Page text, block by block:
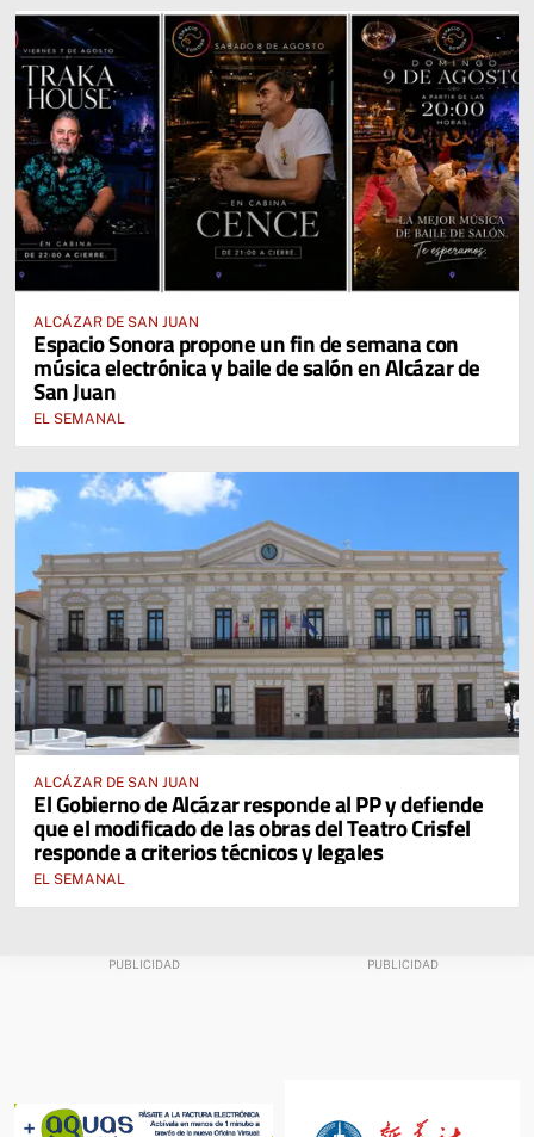
ALCÁZAR DE SAN JUAN
Espacio Sonora propone un fin de semana con
música electrónica y baile de salón en Alcázar de
San Juan
EL SEMANAL
ALCÁZAR DE SAN JUAN
El Gobierno de Alcázar responde al PP y defiende
que el modificado de las obras del Teatro Crisfel
responde a criterios técnicos y legales
EL SEMANAL